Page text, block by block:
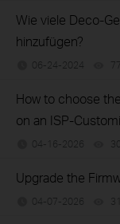
Wie viele Deco-
hinzufügen?
06-24-2024
How to choose
on an ISP-
04-16-2026
Upgrade the
04-07-2026